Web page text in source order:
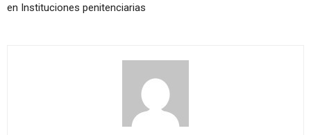
en Instituciones penitenciarias